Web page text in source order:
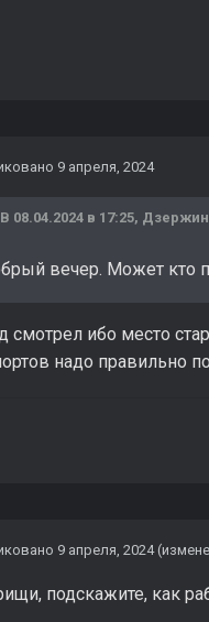
9 апреля, 2024
В 08.04.2024 в 17:25,
вечер. Может кто
смотрел ибо место
надо правильно
9 апреля, 2024
подскажите, как